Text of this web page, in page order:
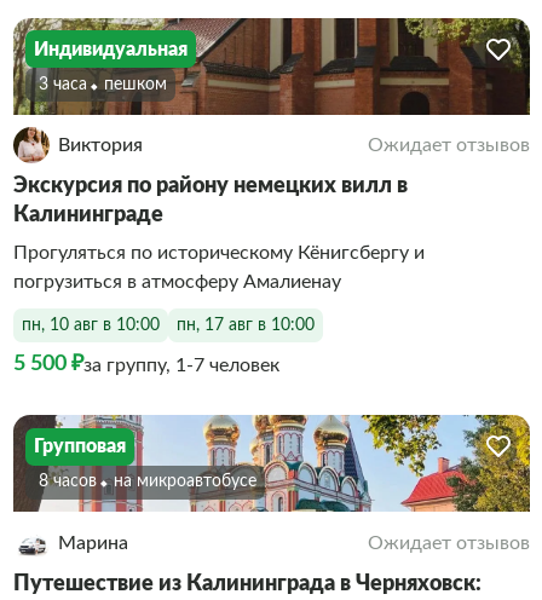
Индивидуальная
3 часа Пешком
Виктория Ожидает отзывов
Экскурсия по району немецких вилл в
Калининграде
Прогуляться по историческому Кёнигсбергу и
погрузиться в атмосферу Амалиенау
пн, 10 авг в 10:00 пн, 17 авг в 10:00
5 500 ₽за группу, 1-7 человек
Групповая
8 часов На микроавтобусе
Марина Ожидает отзывов
Путешествие из Калининграда в Черняховск: